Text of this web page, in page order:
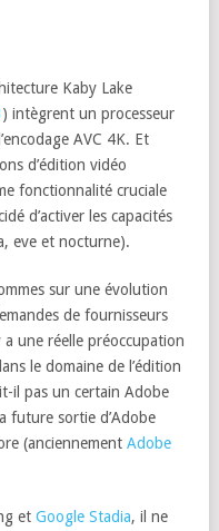
Kaby Lake
) intègrent un processeur
AVC 4K. Et
d’édition vidéo
fonctionnalité cruciale
d’activer les capacités
eve et nocturne).
sur une évolution
de fournisseurs
une réelle préoccupation
le domaine de l’édition
il pas un certain Adobe
future sortie d’Adobe
(anciennement Adobe
et Google Stadia, il ne